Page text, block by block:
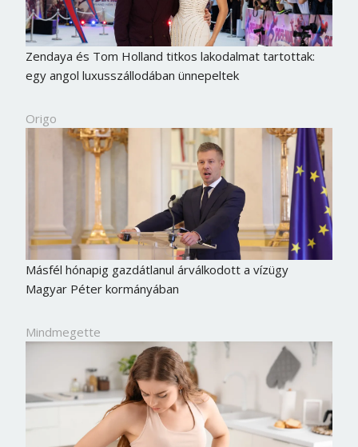
Zendaya és Tom Holland titkos lakodalmat tartottak:
egy angol luxusszállodában ünnepeltek
Origo
Másfél hónapig gazdátlanul árválkodott a vízügy
Magyar Péter kormányában
Mindmegette